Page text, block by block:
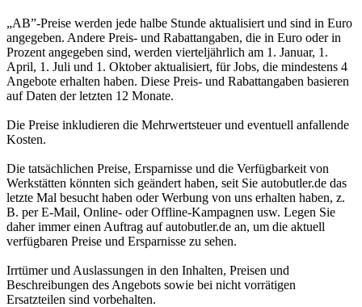
„AB”-Preise werden jede halbe Stunde aktualisiert und sind in Euro
angegeben. Andere Preis- und Rabattangaben, die in Euro oder in
Prozent angegeben sind, werden vierteljährlich am 1. Januar, 1.
April, 1. Juli und 1. Oktober aktualisiert, für Jobs, die mindestens 4
Angebote erhalten haben. Diese Preis- und Rabattangaben basieren
auf Daten der letzten 12 Monate.
Die Preise inkludieren die Mehrwertsteuer und eventuell anfallende
Kosten.
Die tatsächlichen Preise, Ersparnisse und die Verfügbarkeit von
Werkstätten könnten sich geändert haben, seit Sie autobutler.de das
letzte Mal besucht haben oder Werbung von uns erhalten haben, z.
B. per E-Mail, Online- oder Offline-Kampagnen usw. Legen Sie
daher immer einen Auftrag auf autobutler.de an, um die aktuell
verfügbaren Preise und Ersparnisse zu sehen.
Irrtümer und Auslassungen in den Inhalten, Preisen und
Beschreibungen des Angebots sowie bei nicht vorrätigen
Ersatzteilen sind vorbehalten.